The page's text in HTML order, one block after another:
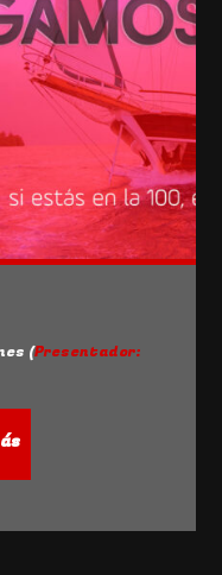
(Presentador: